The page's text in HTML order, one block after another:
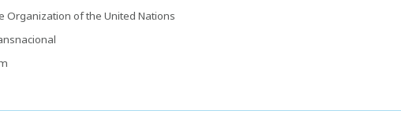
Organization of the United Nations